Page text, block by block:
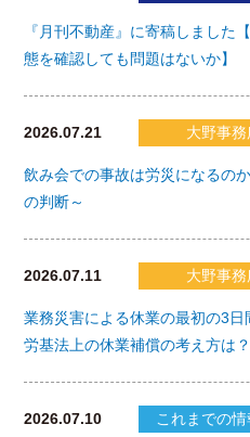
『月刊不動産』に寄稿しました
態を確認しても問題はないか】
2026.07.21 大野事
飲み会での事故は労災になるの
の判断～
2026.07.11 大野事
業務災害による休業の最初の3
労基法上の休業補償の考え方は？
2026.07.10 これまでの